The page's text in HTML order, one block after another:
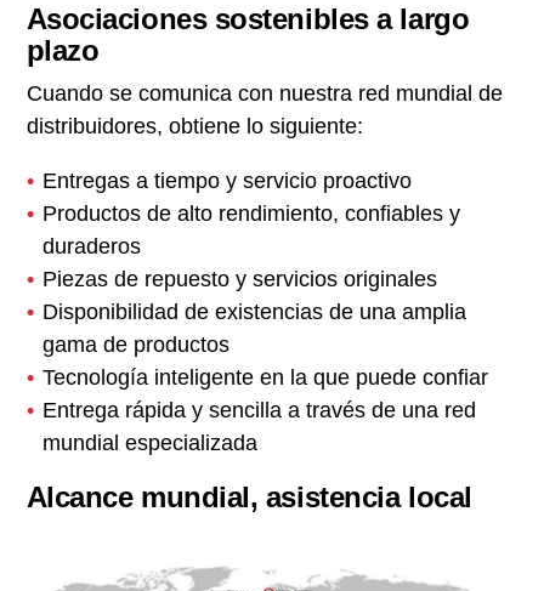
Asociaciones sostenibles a largo
plazo
Cuando se comunica con nuestra red mundial de
distribuidores, obtiene lo siguiente:
Entregas a tiempo y servicio proactivo
Productos de alto rendimiento, confiables y
duraderos
Piezas de repuesto y servicios originales
Disponibilidad de existencias de una amplia
gama de productos
Tecnología inteligente en la que puede confiar
Entrega rápida y sencilla a través de una red
mundial especializada
Alcance mundial, asistencia local